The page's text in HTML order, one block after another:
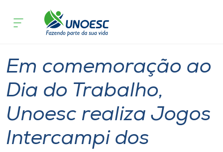
Cursos
Pesquisa
Atendimento ao Estudante
Portal de Ensino
Em comemoração ao
Dia do Trabalho,
Unoesc realiza Jogos
Intercampi dos